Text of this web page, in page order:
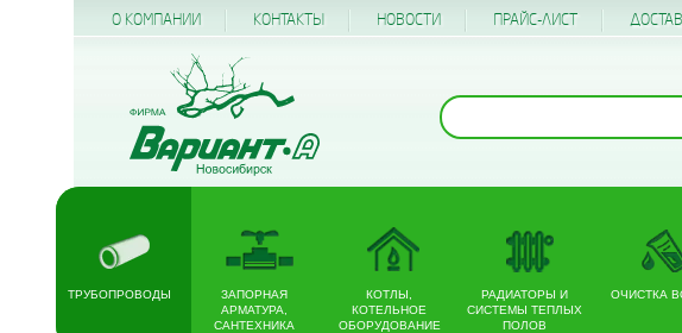
О КОМПАНИИ КОНТАКТЫ НОВОСТИ ПРАЙС-ЛИСТ
ТРУБОПРОВОДЫ
ЗАПОРНАЯ
АРМАТУРА,
САНТЕХНИКА
КОТЛЫ,
КОТЕЛЬНОЕ
ОБОРУДОВАНИЕ
РАДИАТОРЫ И
СИСТЕМЫ ТЕПЛЫХ
ПОЛОВ
ОЧИСТКА